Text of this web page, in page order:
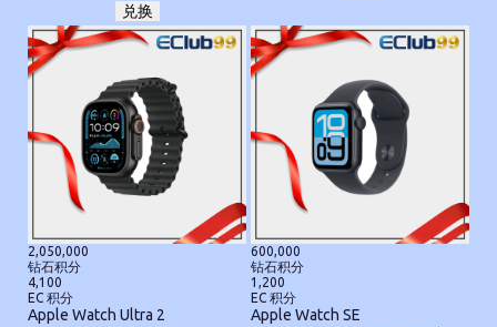
兑换
2,050,000
钻石积分
4,100
EC 积分
Apple Watch Ultra 2
600,000
钻石积分
1,200
EC 积分
Apple Watch SE